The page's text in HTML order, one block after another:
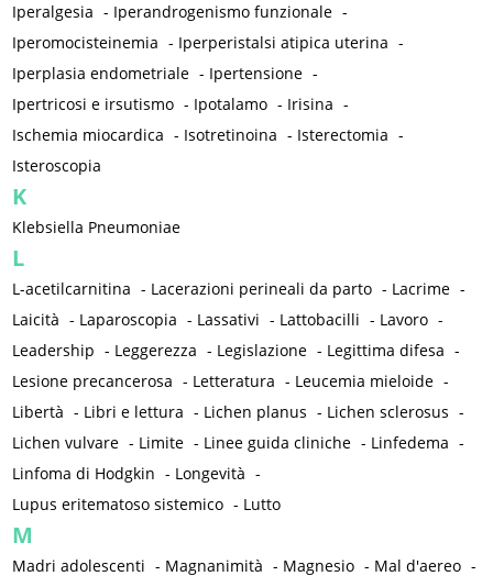
Iperalgesia - Iperandrogenismo funzionale -
Iperomocisteinemia - Iperperistalsi atipica uterina -
Iperplasia endometriale - Ipertensione -
Ipertricosi e irsutismo - Ipotalamo - Irisina -
Ischemia miocardica - Isotretinoina - Isterectomia -
Isteroscopia
K
Klebsiella Pneumoniae
L
L-acetilcarnitina - Lacerazioni perineali da parto - Lacrime -
Laicità - Laparoscopia - Lassativi - Lattobacilli - Lavoro -
Leadership - Leggerezza - Legislazione - Legittima difesa -
Lesione precancerosa - Letteratura - Leucemia mieloide -
Libertà - Libri e lettura - Lichen planus - Lichen sclerosus -
Lichen vulvare - Limite - Linee guida cliniche - Linfedema -
Linfoma di Hodgkin - Longevità -
Lupus eritematoso sistemico - Lutto
M
Madri adolescenti - Magnanimità - Magnesio - Mal d'aereo -